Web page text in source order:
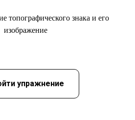
топографического знака и его
изображение
упражнение